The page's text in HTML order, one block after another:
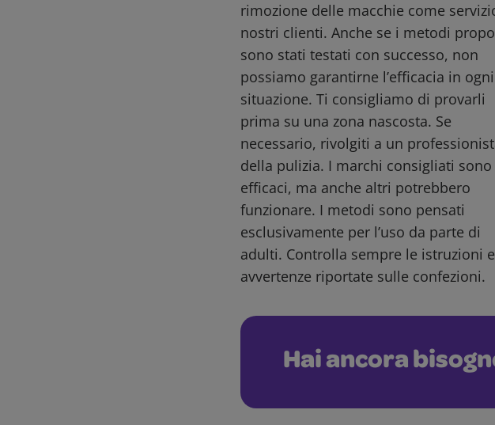
rimozione delle macchie come
nostri clienti. Anche se i metodi
sono stati testati con successo, non
possiamo garantirne l’efficacia in ogni
situazione. Ti consigliamo di provarli
prima su una zona nascosta. Se
necessario, rivolgiti a un
della pulizia. I marchi consigliati sono
efficaci, ma anche altri potrebbero
funzionare. I metodi sono pensati
esclusivamente per l’uso da parte di
adulti. Controlla sempre le istruzioni
avvertenze riportate sulle confezioni.
Hai ancora